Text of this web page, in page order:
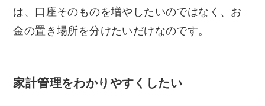
は、口座そのものを増やしたいのではなく、お
金の置き場所を分けたいだけなのです。
家計管理をわかりやすくしたい